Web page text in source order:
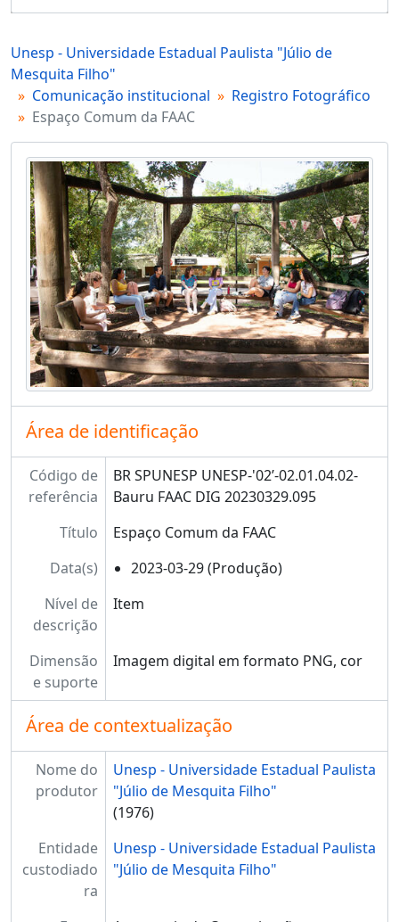
Unesp - Universidade Estadual Paulista "Júlio de
Mesquita Filho"
Comunicação institucional
Registro Fotográfico
Espaço Comum da FAAC
Área de identificação
Código de
referência
BR SPUNESP UNESP-'02’-02.01.04.02-
Bauru FAAC DIG 20230329.095
Título
Espaço Comum da FAAC
Data(s)
2023-03-29 (Produção)
Nível de
descrição
Item
Dimensão
e suporte
Imagem digital em formato PNG, cor
Área de contextualização
Nome do
produtor
Unesp - Universidade Estadual Paulista
"Júlio de Mesquita Filho"
(1976)
Entidade
custodiado
ra
Unesp - Universidade Estadual Paulista
"Júlio de Mesquita Filho"